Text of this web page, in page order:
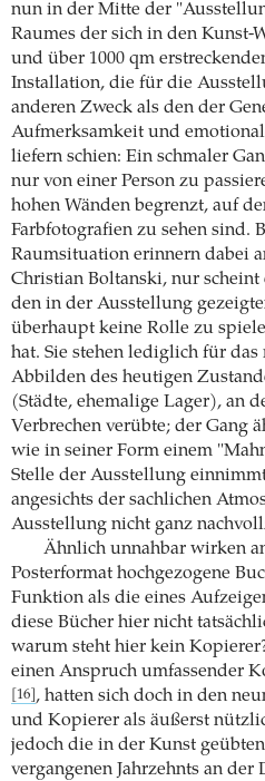
nun in der Mitte der
Raumes der sich in den Kunst-
und über 1000 qm
Installation, die für die
anderen Zweck als den der
Aufmerksamkeit und
liefern schien: Ein schmaler
nur von einer Person zu
hohen Wänden begrenzt, auf
Farbfotografien zu sehen sind.
Raumsituation erinnern dabei
Christian Boltanski, nur scheint
den in der Ausstellung
überhaupt keine Rolle zu
hat. Sie stehen lediglich für das
Abbilden des heutigen
(Städte, ehemalige Lager), an
Verbrechen verübte; der Gang
wie in seiner Form einem
Stelle der Ausstellung
angesichts der sachlichen
Ausstellung nicht ganz
Ähnlich unnahbar wirken
Posterformat hochgezogene
Funktion als die eines
diese Bücher hier nicht
warum steht hier kein
einen Anspruch umfassender
[16] , hatten sich doch in den
und Kopierer als äußerst
jedoch die in der Kunst
vergangenen Jahrzehnts an